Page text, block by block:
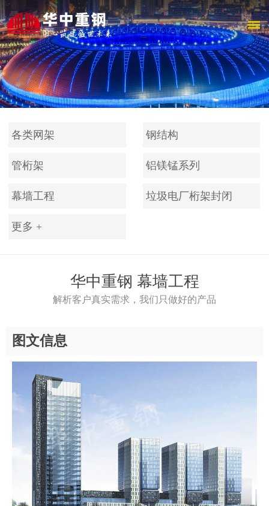
各类网架 钢结构
管桁架 铝镁锰系列
幕墙工程 垃圾电厂桁架封闭
更多 +
华中重钢 幕墙工程
解析客户真实需求，我们只做好的产品
图文信息